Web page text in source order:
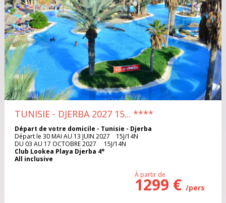
DANEMARK
EGYPTE
ESPAGNE
ÉTATS-UNIS
GRECE
ILE MAURICE
ILES GRENADINES
TUNISIE - DJERBA 2027 15... ****
Départ de votre domicile - Tunisie - Djerba
Départ le 30 MAI AU 13 JUIN 2027 15J/14N
DU 03 AU 17 OCTOBRE 2027 15J/14N
Club Lookea Playa Djerba 4*
All inclusive
À partir de
1299 €/pers
Egypte Espagne
États-Unis France
Ile Maurice
Iles Grenadines Irlande
Italie Maroc
Pologne
République Tchèque